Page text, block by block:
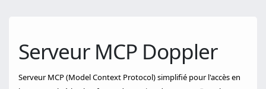
Serveur MCP Doppler
Serveur MCP (Model Context Protocol) simplifié pour l'accès en